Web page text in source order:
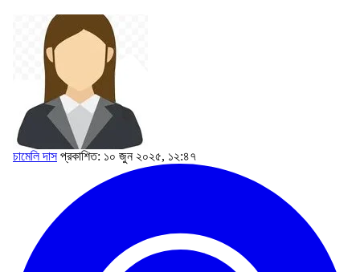
চামেলি দাস প্রকাশিত: ১০ জুন ২০২৫, ১২:৪৭